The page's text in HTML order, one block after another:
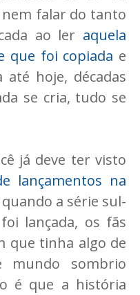
nem falar do tanto
ao ler aquela
que foi copiada e
até hoje, décadas
se cria, tudo se
já deve ter visto
lançamentos na
quando a série sul-
lançada, os fãs
que tinha algo de
mundo sombrio
é que a história